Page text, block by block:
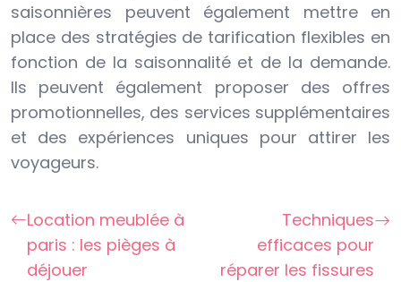
saisonnières peuvent également mettre en
place des stratégies de tarification flexibles en
fonction de la saisonnalité et de la demande.
Ils peuvent également proposer des offres
promotionnelles, des services supplémentaires
et des expériences uniques pour attirer les
voyageurs.
Location meublée à
paris : les pièges à
déjouer
Techniques
efficaces pour
réparer les fissures